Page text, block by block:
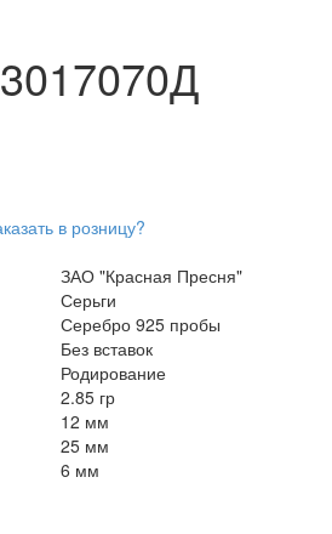
в розницу?
ЗАО "Красная Пресня"
Серьги
Серебро 925 пробы
Без вставок
Родирование
2.85 гр
12 мм
25 мм
6 мм